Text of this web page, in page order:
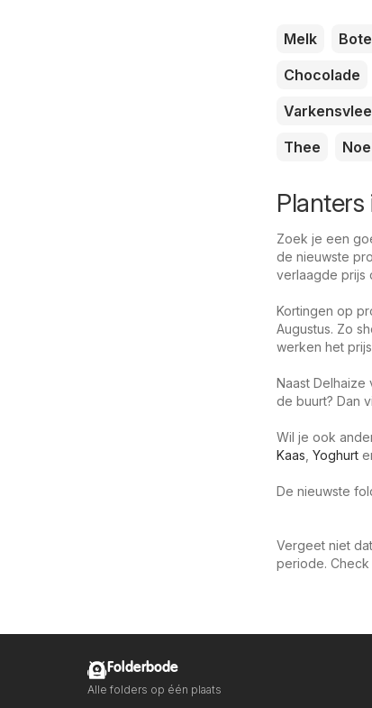
Melk
Chocolade
Thee
Planters
Zoek je een
de nieuwste
verlaagde prijs
Kortingen op
Augustus. Zo
werken het
Naast
de buurt? Dan
Wil je ook
Kaas Yoghurt
De nieuwste
Vergeet niet
periode.
Folderbode
Alle folders op één plaats